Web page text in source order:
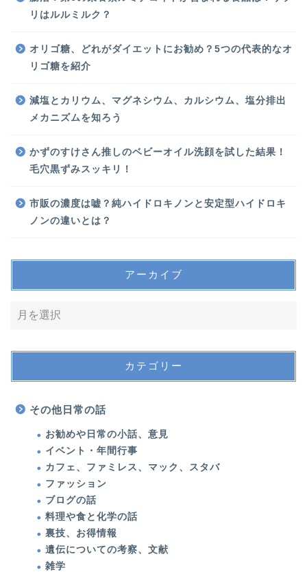
リはルルミルク？
オリゴ糖、どれがダイエットにお勧め？5つの代表的なオ
リゴ糖を紹介
減塩とカリウム、マグネシウム、カルシウム、塩分排出
メカニズムを知ろう
かずのすけさん推しのベビーオイル洗顔を試した結果！
毛穴黒ずみスッキリ！
市販の濃度は嘘？純ハイドロキノンと安定型ハイドロキ
ノンの違いとは？
アーカイブ
カテゴリー
その他日常の話
お勧めや日常の小話、意見
イベント・年間行事
カフェ、ファミレス、マック、スタバ
ファッション
ブログの話
料理や食と化学の話
裏技、お得情報
遺伝についての考察、文献
雑学